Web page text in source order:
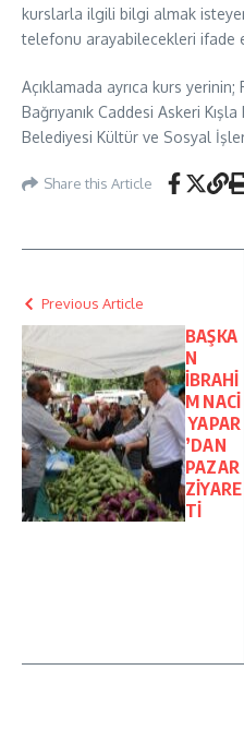
kurslarla ilgili bilgi almak
telefonu arayabilecekleri ifade
Açıklamada ayrıca kurs
Bağrıyanık Caddesi Askeri
Belediyesi Kültür ve Sosyal
Share this Article
Previous Article
BAŞKA
N
İBRAHİ
M NACİ
YAPAR
’DAN
PAZAR
ZİYARE
Tİ